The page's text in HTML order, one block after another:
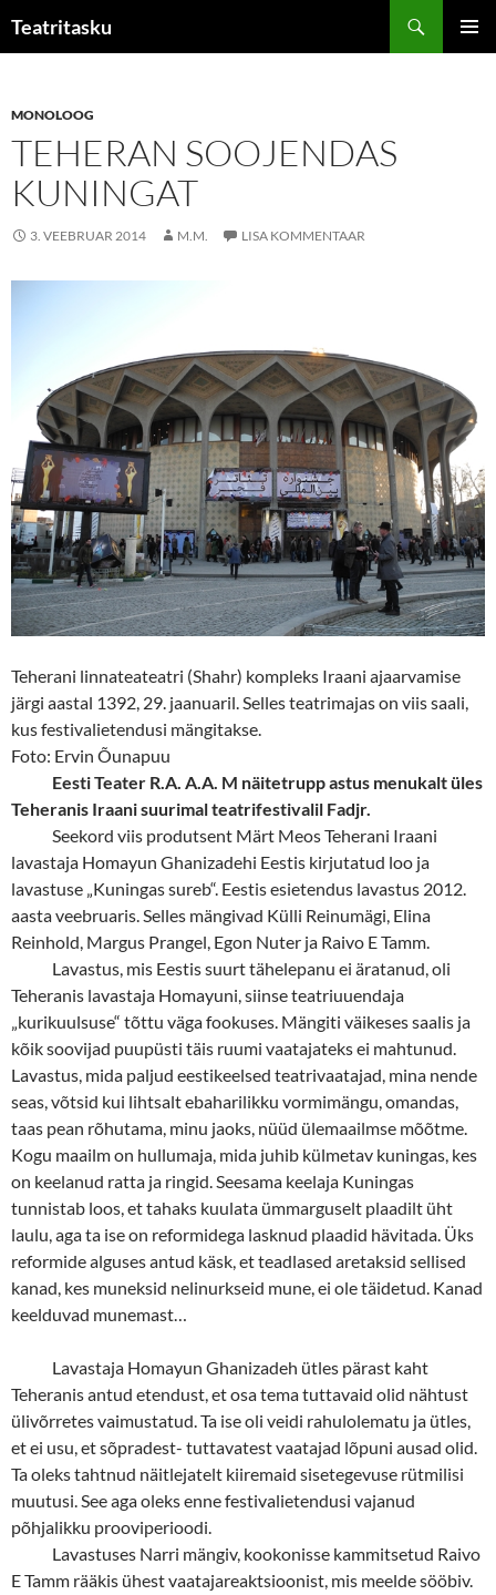
sisu
Teatritasku
MONOLOOG
TEHERAN SOOJENDAS
KUNINGAT
3. VEEBRUAR 2014 M.M. LISA KOMMENTAAR
Teherani linnateateatri (Shahr) kompleks Iraani ajaarvamise
järgi aastal 1392, 29. jaanuaril. Selles teatrimajas on viis saali,
kus festivalietendusi mängitakse.
Foto: Ervin Õunapuu
Eesti Teater R.A. A.A. M näitetrupp astus menukalt üles
Teheranis Iraani suurimal teatrifestivalil Fadjr.
Seekord viis produtsent Märt Meos Teherani Iraani
lavastaja Homayun Ghanizadehi Eestis kirjutatud loo ja
lavastuse „Kuningas sureb“. Eestis esietendus lavastus 2012.
aasta veebruaris. Selles mängivad Külli Reinumägi, Elina
Reinhold, Margus Prangel, Egon Nuter ja Raivo E Tamm.
Lavastus, mis Eestis suurt tähelepanu ei äratanud, oli
Teheranis lavastaja Homayuni, siinse teatriuuendaja
„kurikuulsuse“ tõttu väga fookuses. Mängiti väikeses saalis ja
kõik soovijad puupüsti täis ruumi vaatajateks ei mahtunud.
Lavastus, mida paljud eestikeelsed teatrivaatajad, mina nende
seas, võtsid kui lihtsalt ebaharilikku vormimängu, omandas,
taas pean rõhutama, minu jaoks, nüüd ülemaailmse mõõtme.
Kogu maailm on hullumaja, mida juhib külmetav kuningas, kes
on keelanud ratta ja ringid. Seesama keelaja Kuningas
tunnistab loos, et tahaks kuulata ümmarguselt plaadilt üht
laulu, aga ta ise on reformidega lasknud plaadid hävitada. Üks
reformide alguses antud käsk, et teadlased aretaksid sellised
kanad, kes muneksid nelinurkseid mune, ei ole täidetud. Kanad
keelduvad munemast…
Lavastaja Homayun Ghanizadeh ütles pärast kaht
Teheranis antud etendust, et osa tema tuttavaid olid nähtust
ülivõrretes vaimustatud. Ta ise oli veidi rahulolematu ja ütles,
et ei usu, et sõpradest- tuttavatest vaatajad lõpuni ausad olid.
Ta oleks tahtnud näitlejatelt kiiremaid sisetegevuse rütmilisi
muutusi. See aga oleks enne festivalietendusi vajanud
põhjalikku prooviperioodi.
Lavastuses Narri mängiv, kookonisse kammitsetud Raivo
E Tamm rääkis ühest vaatajareaktsioonist, mis meelde sööbiv.